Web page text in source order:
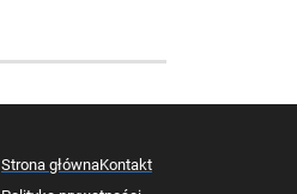
Strona głównaKontakt